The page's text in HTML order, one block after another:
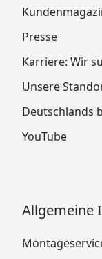
Presse
Karriere: Wir
Unsere
Deutschlands
YouTube
Allgemeine